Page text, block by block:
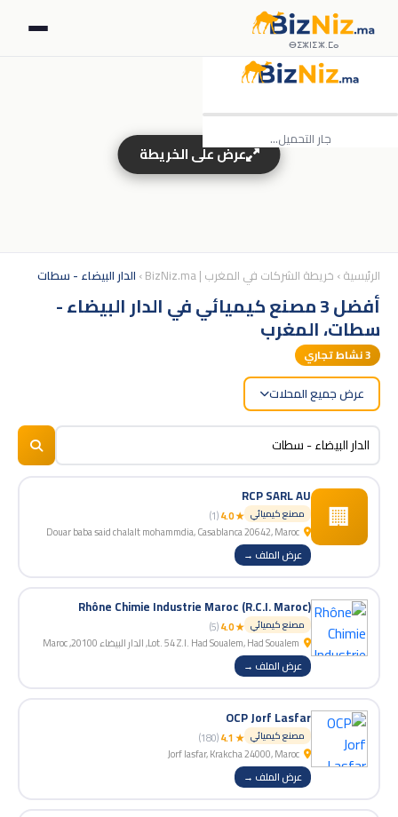
ⴱⵉⵣⵏⵉⵣ.ⵎⴰ
جار التحميل…
الرئيسية› خريطة الشركات في المغرب | BizNiz.ma › الدار البيضاء - سطات
أفضل 3 مصنع كيميائي في الدار البيضاء -
سطات، المغرب
3نشاط تجاري
عرض جميع المحلات
🏢
RCP SARL AU
مصنع كيميائي ★ 4.0
(1)
عرض الملف →
Rhône Chimie Industrie Maroc (R.C.I. Maroc)
مصنع كيميائي ★ 4.0
(5)
عرض الملف →
OCP Jorf Lasfar
مصنع كيميائي ★ 4.1
(180)
عرض الملف →
عرض على الخريطة